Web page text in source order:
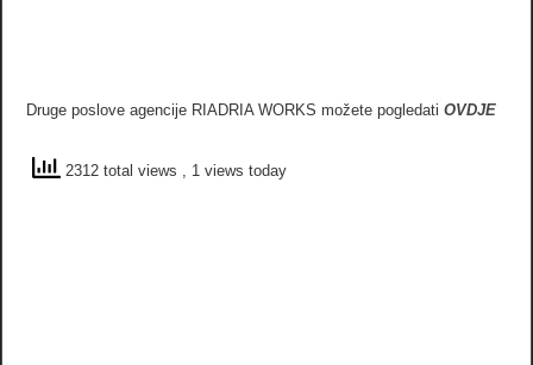
Druge poslove agencije RIADRIA WORKS možete pogledatiOVDJE
2312 total views , 1 views today